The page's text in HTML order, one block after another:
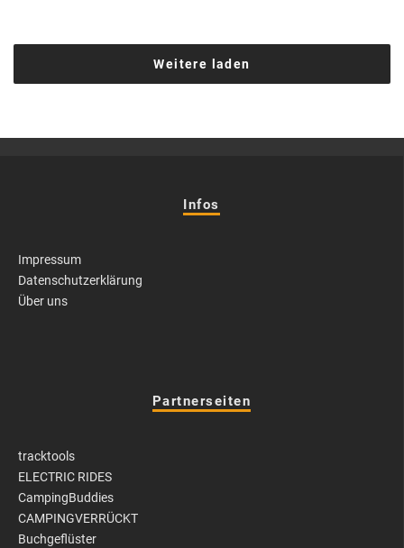
Weitere laden
Infos
Impressum
Datenschutzerklärung
Über uns
Partnerseiten
tracktools
ELECTRIC RIDES
CampingBuddies
CAMPINGVERRÜCKT
Buchgeflüster